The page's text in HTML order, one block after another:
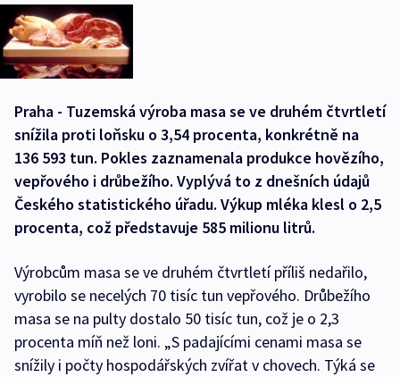
Praha - Tuzemská výroba masa se ve druhém čtvrtletí
snížila proti loňsku o 3,54 procenta, konkrétně na
136 593 tun. Pokles zaznamenala produkce hovězího,
vepřového i drůbežího. Vyplývá to z dnešních údajů
Českého statistického úřadu. Výkup mléka klesl o 2,5
procenta, což představuje 585 milionu litrů.
Výrobcům masa se ve druhém čtvrtletí příliš nedařilo,
vyrobilo se necelých 70 tisíc tun vepřového. Drůbežího
masa se na pulty dostalo 50 tisíc tun, což je o 2,3
procenta míň než loni. „S padajícími cenami masa se
snížily i počty hospodářských zvířat v chovech. Týká se